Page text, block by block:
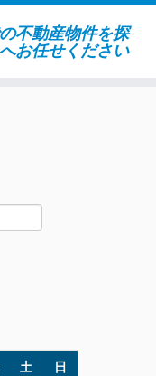
不動産物件を探
お任せください
土 日